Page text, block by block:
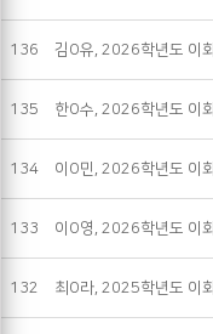
136 김O유, 2026학년도 이
135 한O수, 2026학년도 이
134 이O민, 2026학년도 이
133 이O영, 2026학년도 이
132 최O라, 2025학년도 이